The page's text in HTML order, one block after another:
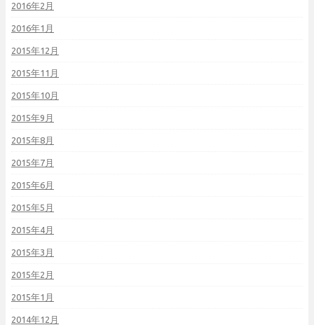
2016年2月
2016年1月
2015年12月
2015年11月
2015年10月
2015年9月
2015年8月
2015年7月
2015年6月
2015年5月
2015年4月
2015年3月
2015年2月
2015年1月
2014年12月